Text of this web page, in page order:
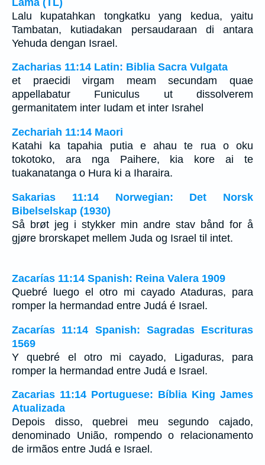
Lalu kupatahkan tongkatku yang kedua, yaitu
Tambatan, kutiadakan persaudaraan di antara
Yehuda dengan Israel.
Zacharias 11:14 Latin: Biblia Sacra Vulgata
et praecidi virgam meam secundam quae
appellabatur Funiculus ut dissolverem
germanitatem inter Iudam et inter Israhel
Zechariah 11:14 Maori
Katahi ka tapahia putia e ahau te rua o oku
tokotoko, ara nga Paihere, kia kore ai te
tuakanatanga o Hura ki a Iharaira.
Sakarias 11:14 Norwegian: Det Norsk
Bibelselskap (1930)
Så brøt jeg i stykker min andre stav bånd for å
gjøre brorskapet mellem Juda og Israel til intet.
Zacarías 11:14 Spanish: Reina Valera 1909
Quebré luego el otro mi cayado Ataduras, para
romper la hermandad entre Judá é Israel.
Zacarías 11:14 Spanish: Sagradas Escrituras
1569
Y quebré el otro mi cayado, Ligaduras, para
romper la hermandad entre Judá e Israel.
Zacarias 11:14 Portuguese: Bíblia King James
Atualizada
Depois disso, quebrei meu segundo cajado,
denominado União, rompendo o relacionamento
de irmãos entre Judá e Israel.